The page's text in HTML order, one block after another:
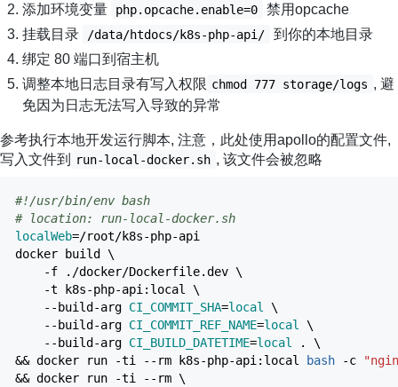
添加环境变量
php.opcache.enable=0
禁用opcache
挂载目录
/data/htdocs/k8s-php-api/
到你的本地目录
绑定 80 端口到宿主机
调整本地日志目录有写入权限 chmod 777 storage/logs , 避
免因为日志无法写入导致的异常
参考执行本地开发运行脚本, 注意，此处使用apollo的配置文件,
写入文件到
run-local-docker.sh , 该文件会被忽略
#!/usr/bin/env bash
# location: run-local-docker.sh
localWeb=/root/k8s-php-api
docker build \
-f . /docker/Dockerfile.dev \
-t k8s-php-api:local \
--build-arg CI_COMMIT_SHA=local
\
--build-arg CI_COMMIT_REF_NAME=local
\
--build-arg CI_BUILD_DATETIME=local
. \
&&docker run -ti --rm k8s-php-api:local bash -c
&&docker run -ti --rm \